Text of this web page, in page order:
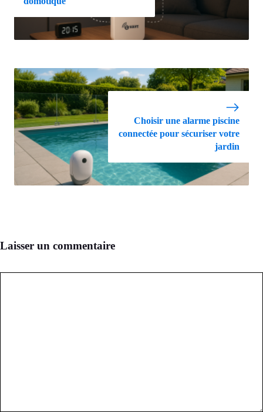
Choisir une alarme piscine
connectée pour sécuriser votre
jardin
Laisser un commentaire